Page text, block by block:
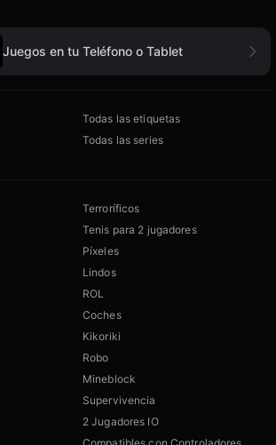
Juegos en tu Teléfono o Tablet
Todas las etiquetas
Todas las series
Terroríficos
Tenis para 2 jugadores
Píxeles
Lindos
ROL
Coches
Kikoriki
Robo
Mineblock
Supervivencia
2 Jugadores IO